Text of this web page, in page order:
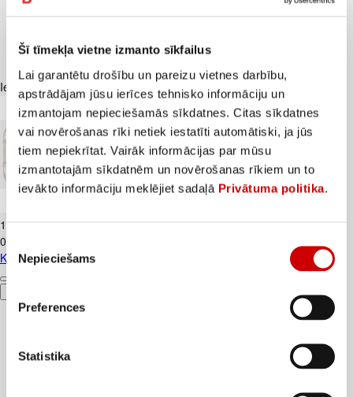
Šī tīmekļa vietne izmanto sīkfailus
Lai garantētu drošību un pareizu vietnes darbību,
apstrādājam jūsu ierīces tehnisko informāciju un
izmantojam nepieciešamās sīkdatnes. Citas sīkdatnes
vai novērošanas rīki netiek iestatīti automātiski, ja jūs
tiem nepiekrītat. Vairāk informācijas par mūsu
izmantotajām sīkdatnēm un novērošanas rīkiem un to
ievākto informāciju meklējiet sadaļā Privātuma politika.
izvēle
Nepieciešams
Preferences
Statistika
Iesakām ar
1
0,18€/gab.
Kūtī dētas olas 10gab.